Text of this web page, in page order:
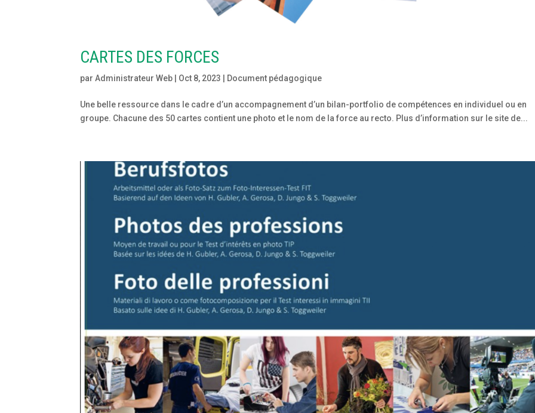
CARTES DES FORCES
parAdministrateur Web Oct 8, 2023 Document pédagogique
Une belle ressource dans le cadre d’un accompagnement d’un bilan-portfolio de compétences en individuel ou en
groupe. Chacune des 50 cartes contient une photo et le nom de la force au recto. Plus d’information sur le site de...